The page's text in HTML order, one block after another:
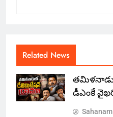
Related News
డీఎంకే